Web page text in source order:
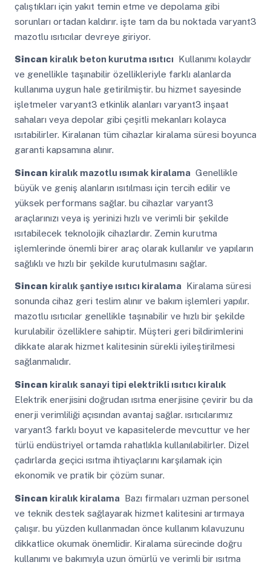
çalıştıkları için yakıt temin etme ve depolama gibi
sorunları ortadan kaldırır. işte tam da bu noktada varyant3
mazotlu ısıtıcılar devreye giriyor.
Sincan kiralık beton kurutma ısıtıcıKullanımı kolaydır
ve genellikle taşınabilir özellikleriyle farklı alanlarda
kullanıma uygun hale getirilmiştir. bu hizmet sayesinde
işletmeler varyant3 etkinlik alanları varyant3 inşaat
sahaları veya depolar gibi çeşitli mekanları kolayca
ısıtabilirler. Kiralanan tüm cihazlar kiralama süresi boyunca
garanti kapsamına alınır.
Sincan kiralık mazotlu ısımak kiralamaGenellikle
büyük ve geniş alanların ısıtılması için tercih edilir ve
yüksek performans sağlar. bu cihazlar varyant3
araçlarınızı veya iş yerinizi hızlı ve verimli bir şekilde
ısıtabilecek teknolojik cihazlardır. Zemin kurutma
işlemlerinde önemli birer araç olarak kullanılır ve yapıların
sağlıklı ve hızlı bir şekilde kurutulmasını sağlar.
Sincan kiralık şantiye ısıtıcı kiralamaKiralama süresi
sonunda cihaz geri teslim alınır ve bakım işlemleri yapılır.
mazotlu ısıtıcılar genellikle taşınabilir ve hızlı bir şekilde
kurulabilir özelliklere sahiptir. Müşteri geri bildirimlerini
dikkate alarak hizmet kalitesinin sürekli iyileştirilmesi
sağlanmalıdır.
Sincan kiralık sanayi tipi elektrikli ısıtıcı kiralık
Elektrik enerjisini doğrudan ısıtma enerjisine çevirir bu da
enerji verimliliği açısından avantaj sağlar. ısıtıcılarımız
varyant3 farklı boyut ve kapasitelerde mevcuttur ve her
türlü endüstriyel ortamda rahatlıkla kullanılabilirler. Dizel
çadırlarda geçici ısıtma ihtiyaçlarını karşılamak için
ekonomik ve pratik bir çözüm sunar.
Sincan kiralık kiralamaBazı firmaları uzman personel
ve teknik destek sağlayarak hizmet kalitesini artırmaya
çalışır. bu yüzden kullanmadan önce kullanım kılavuzunu
dikkatlice okumak önemlidir. Kiralama sürecinde doğru
kullanımı ve bakımıyla uzun ömürlü ve verimli bir ısıtma